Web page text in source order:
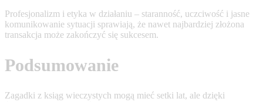
Profesjonalizm i etyka w działaniu – staranność, uczciwość i jasne
komunikowanie sytuacji sprawiają, że nawet najbardziej złożona
transakcja może zakończyć się sukcesem.
Podsumowanie
Zagadki z ksiąg wieczystych mogą mieć setki lat, ale dzięki